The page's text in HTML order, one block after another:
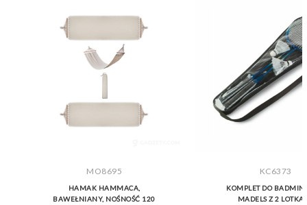
MO8695
HAMAK HAMMACA,
BAWEŁNIANY, NOŚNOŚĆ 120
KC6373
KOMPLET DO
MADELS Z 2